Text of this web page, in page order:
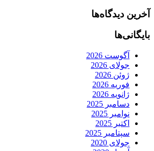
آخرین دیدگاه‌ها
بایگانی‌ها
آگوست 2026
جولای 2026
ژوئن 2026
فوریه 2026
ژانویه 2026
دسامبر 2025
نوامبر 2025
اکتبر 2025
سپتامبر 2025
جولای 2020